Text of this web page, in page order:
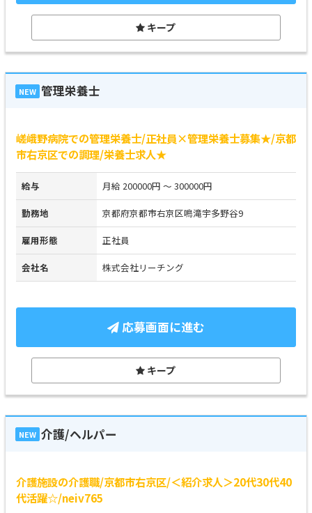
キープ
NEW 管理栄養士
嵯峨野病院での管理栄養士/正社員×管理栄養士募集★/京都
市右京区での調理/栄養士求人★
給与 月給 200000円 ～ 300000円
勤務地 京都府京都市右京区鳴滝宇多野谷9
雇用形態 正社員
会社名 株式会社リーチング
応募画面に進む
キープ
NEW 介護/ヘルパー
介護施設の介護職/京都市右京区/＜紹介求人＞20代30代40
代活躍☆/neiv765